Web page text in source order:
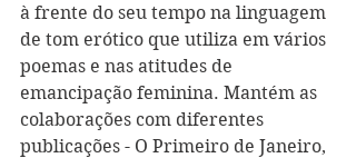
à frente do seu tempo na linguagem
de tom erótico que utiliza em vários
poemas e nas atitudes de
emancipação feminina. Mantém as
colaborações com diferentes
publicações - O Primeiro de Janeiro,